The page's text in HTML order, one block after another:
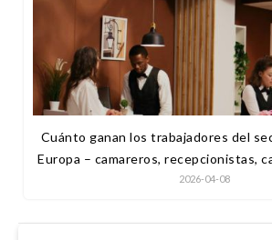
Cuánto ganan los trabajadores del
Europa – camareros, recepcionistas,
2026-04-08